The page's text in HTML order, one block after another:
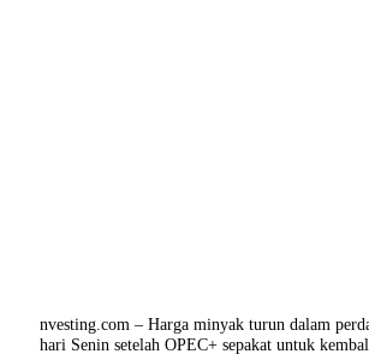
nvesting.com – Harga minyak turun dalam
hari Senin setelah OPEC+ sepakat untuk